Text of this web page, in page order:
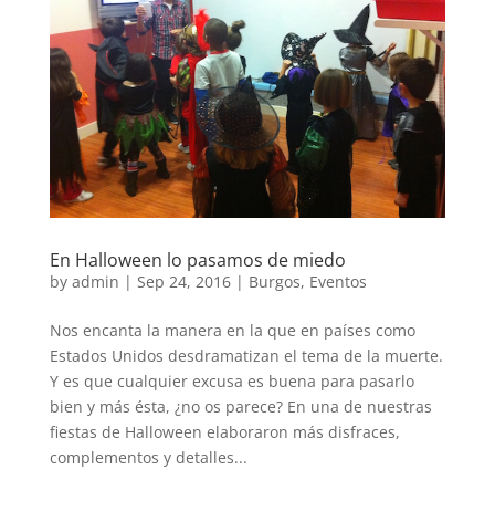
En Halloween lo pasamos de miedo
by admin | Sep 24, 2016| Burgos, Eventos
Nos encanta la manera en la que en países como
Estados Unidos desdramatizan el tema de la muerte.
Y es que cualquier excusa es buena para pasarlo
bien y más ésta, ¿no os parece? En una de nuestras
fiestas de Halloween elaboraron más disfraces,
complementos y detalles...